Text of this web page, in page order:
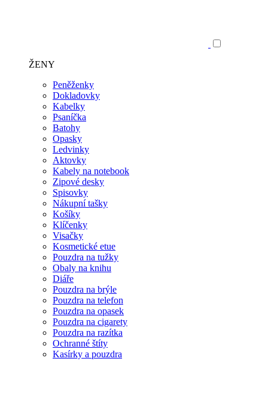
ŽENY
Peněženky
Dokladovky
Kabelky
Psaníčka
Batohy
Opasky
Ledvinky
Aktovky
Kabely na notebook
Zipové desky
Spisovky
Nákupní tašky
Košíky
Klíčenky
Visačky
Kosmetické etue
Pouzdra na tužky
Obaly na knihu
Diáře
Pouzdra na brýle
Pouzdra na telefon
Pouzdra na opasek
Pouzdra na cigarety
Pouzdra na razítka
Ochranné štíty
Kasírky a pouzdra